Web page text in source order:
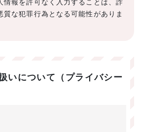
質な犯罪行為となる可能性がありま
いについて（プライバシー